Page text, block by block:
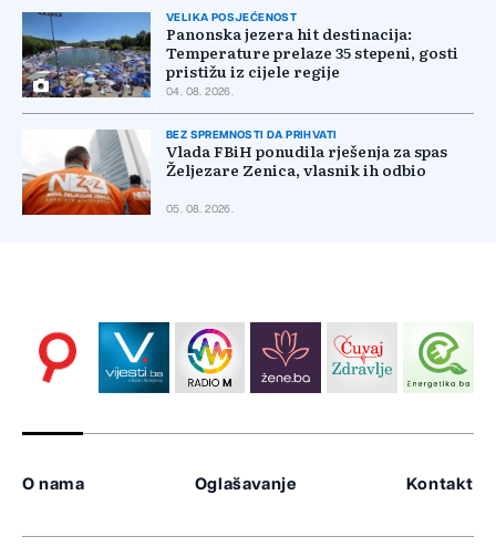
VELIKA POSJEĆENOST
Panonska jezera hit destinacija:
Temperature prelaze 35 stepeni, gosti
pristižu iz cijele regije
04. 08. 2026.
BEZ SPREMNOSTI DA PRIHVATI
Vlada FBiH ponudila rješenja za spas
Željezare Zenica, vlasnik ih odbio
05. 08. 2026.
O nama Oglašavanje Kontakt